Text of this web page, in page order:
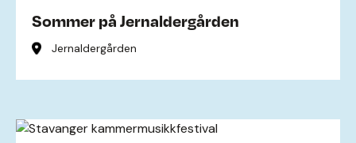
Sommer på Jernaldergården
Jernaldergården